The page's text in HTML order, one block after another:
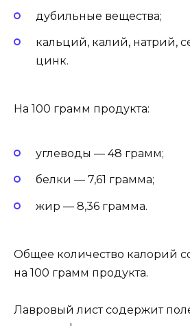
дубильные вещества;
кальций, калий, натрий,
цинк.
На 100 грамм продукта:
углеводы — 48 грамм;
белки — 7,61 грамма;
жир — 8,36 грамма.
Общее количество калорий
на 100 грамм продукта.
Лавровый лист содержит